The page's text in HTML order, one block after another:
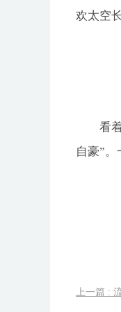
欢太空
看
自豪”
上一篇 :